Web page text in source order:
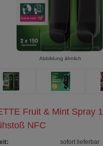
Fruit & Mint Spray 1
NFC
:
sofort lieferbar
Abbildung ähnlich